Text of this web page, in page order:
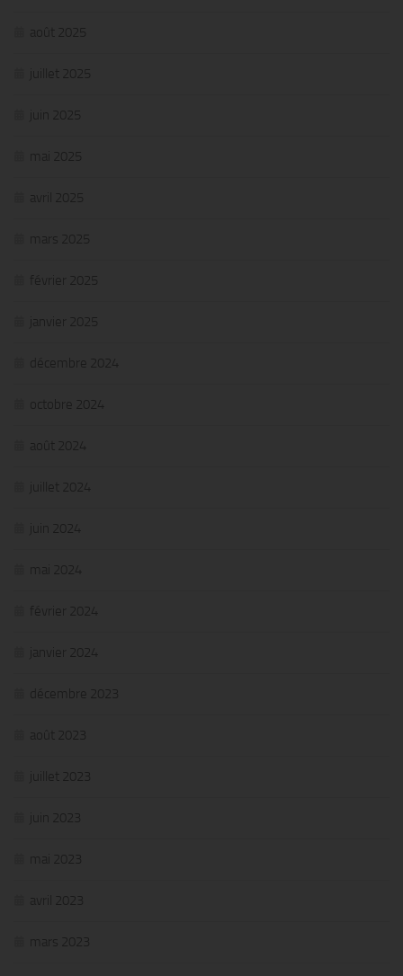
août 2025
juillet 2025
juin 2025
mai 2025
avril 2025
mars 2025
février 2025
janvier 2025
décembre 2024
octobre 2024
août 2024
juillet 2024
juin 2024
mai 2024
février 2024
janvier 2024
décembre 2023
août 2023
juillet 2023
juin 2023
mai 2023
avril 2023
mars 2023